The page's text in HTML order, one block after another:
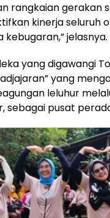
rangkaian gerakan
kinerja seluruh
jelasnya.
yang digawangi
yang
leluhur
sebagai pusat